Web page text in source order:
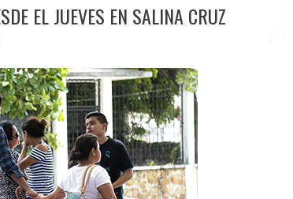
EL JUEVES EN SALINA CRUZ